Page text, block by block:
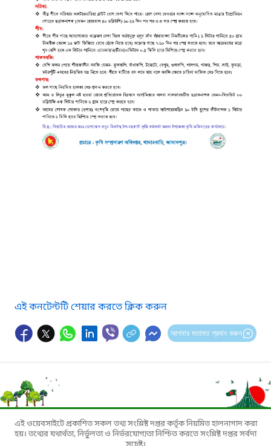
এই কনটেন্টটি শেয়ার করতে ক্লিক করুন
আপনার মতামত প্রদান করুন
এই ওয়েবসাইটে প্রকাশিত সকল তথ্য সংশ্লিষ্ট দপ্তর কর্তৃক নিয়মিত হালনাগাদ করা
হয়। তথ্যের যথার্থতা, নির্ভুলতা ও নির্ভরযোগ্যতা নিশ্চিত করতে সংশ্লিষ্ট দপ্তর সর্বদা